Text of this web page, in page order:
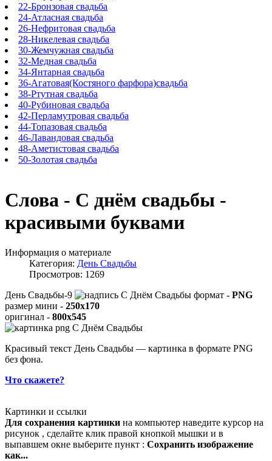
22-Бронзовая свадьба
24-Атласная свадьба
26-Нефритовая свадьба
28-Никелевая свадьба
30-Жемчужная свадьба
32-Медная свадьба
34-Янтарная свадьба
36-Агатовая(Костяного фарфора)свадьба
38-Ртутная свадьба
40-Рубиновая свадьба
42-Перламутровая свадьба
44-Топазовая свадьба
46-Лавандовая свадьба
48-Аметистовая свадьба
50-Золотая свадьба
Слова - С днём свадьбы -
красивыми буквами
Информация о материале
Категория: День Свадьбы
Просмотров: 1269
День Свадьбы-9
формат - PNG
размер мини - 250x170
оригинал - 800x545
Красивый текст День Свадьбы — картинка в формате PNG
без фона.
Что скажете?
Картинки и ссылки
Для сохранения картинки на компьютер наведите курсор на
рисунок , сделайте клик правой кнопкой мышки и в
выпавшем окне выберите пункт : Сохранить изображение
как...